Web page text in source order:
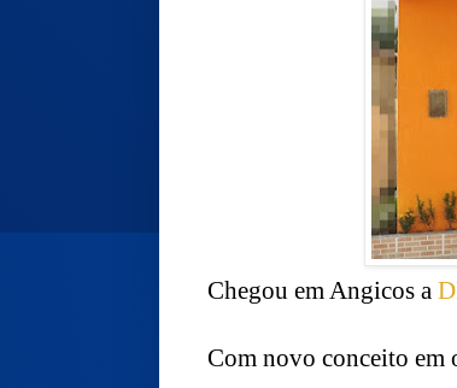
Chegou em Angicos a
Com novo conceito em